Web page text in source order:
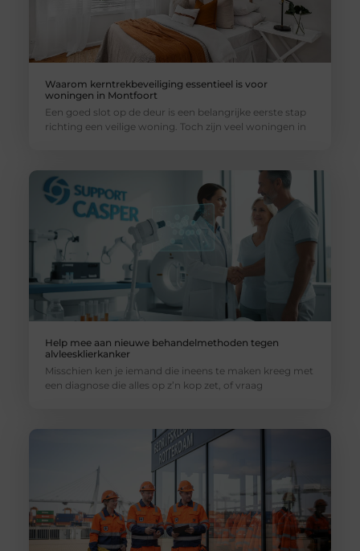
Waarom kerntrekbeveiliging essentieel is voor
woningen in Montfoort
Een goed slot op de deur is een belangrijke eerste stap
richting een veilige woning. Toch zijn veel woningen in
Help mee aan nieuwe behandelmethoden tegen
alvleesklierkanker
Misschien ken je iemand die ineens te maken kreeg met
een diagnose die alles op z’n kop zet, of vraag